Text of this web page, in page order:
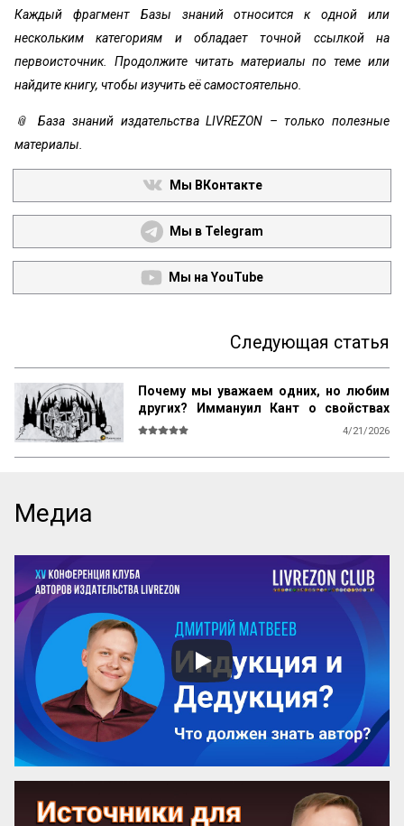
Каждый фрагмент Базы знаний относится к одной или
нескольким категориям и обладает точной ссылкой на
первоисточник. Продолжите читать материалы по теме или
найдите книгу, чтобы изучить её самостоятельно.
📎 База знаний издательства LIVREZON – только полезные
материалы.
Мы ВКонтакте
Мы в Telegram
Мы на YouTube
Следующая статья
Почему мы уважаем одних, но любим
других? Иммануил Кант о свойствах
возвышенного и прекрасного
4/21/2026
добродетель бургомистра. Правдивость
и честность просты и благородны, шутка
и угодливая лесть тонки и красивы.
Учтивость украшение добродетели.
Бескорыстное служебное рвение
благородно, утонченность и вежливость
прекрасны. Возвышенные свойства
внушают уважение, прекрасные любовь.
Люди, чувство которых обращено
преимущественно на прекрасное, ищут
себе честных, вер...
Медиа